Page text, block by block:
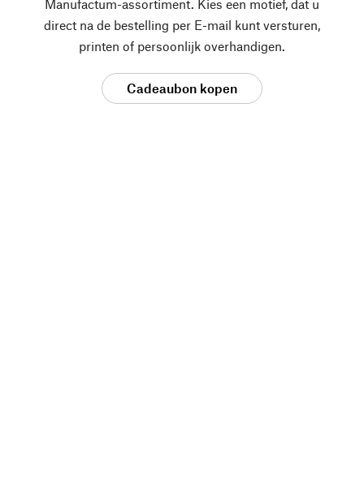
Manufactum-assortiment. Kies een motief, dat u
direct na de bestelling per E-mail kunt versturen,
printen of persoonlijk overhandigen.
Cadeaubon kopen